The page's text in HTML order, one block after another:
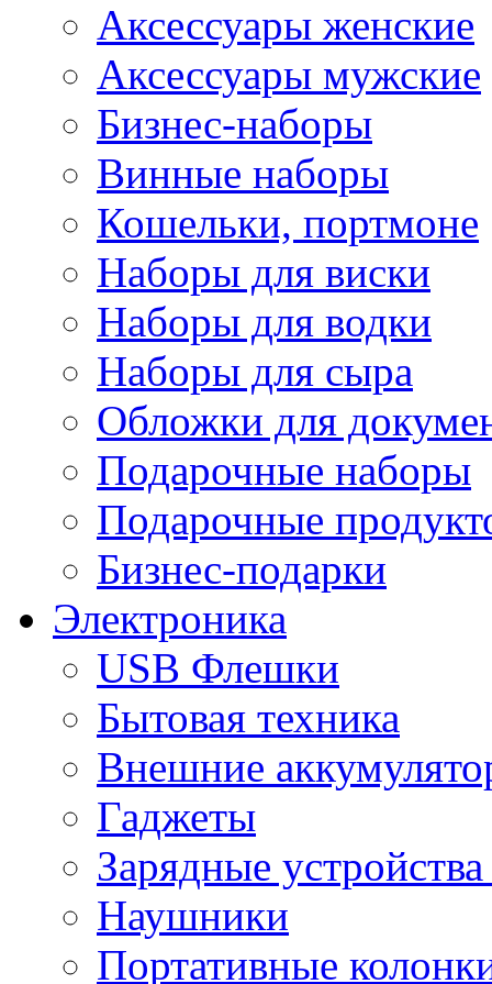
Аксессуары женские
Аксессуары мужские
Бизнес-наборы
Винные наборы
Кошельки, портмоне
Наборы для виски
Наборы для водки
Наборы для сыра
Обложки для
Подарочные наборы
Подарочные
Бизнес-подарки
Электроника
USB Флешки
Бытовая техника
Внешние
Гаджеты
Зарядные
Наушники
Портативные